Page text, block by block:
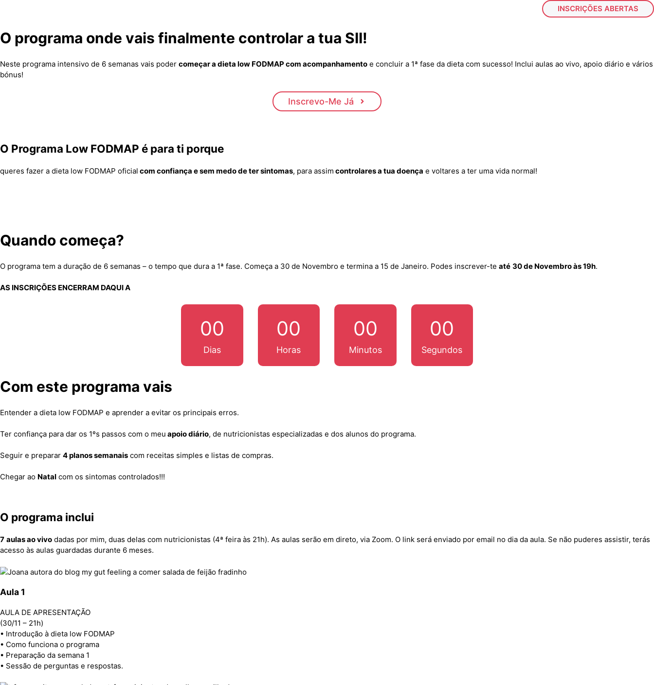
INSCRIÇÕES ABERTAS
O programa onde vais finalmente controlar a tua SII!
Neste programa intensivo de 6 semanas vais poder começar a dieta low FODMAP com acompanhamento e concluir a 1ª fase da dieta com sucesso! Inclui aulas ao vivo, apoio diário e vários
bónus!
Inscrevo-Me Já
O Programa Low FODMAP é para ti porque
queres fazer a dieta low FODMAP oficial com confiança e sem medo de ter sintomas, para assim controlares a tua doença e voltares a ter uma vida normal!
Quando começa?
O programa tem a duração de 6 semanas – o tempo que dura a 1ª fase. Começa a 30 de Novembro e termina a 15 de Janeiro. Podes inscrever-te até 30 de Novembro às 19h.
AS INSCRIÇÕES ENCERRAM DAQUI A
00
Dias
00
Horas
00
Minutos
00
Segundos
Com este programa vais
Entender a dieta low FODMAP e aprender a evitar os principais erros.
Ter confiança para dar os 1ºs passos com o meu apoio diário, de nutricionistas especializadas e dos alunos do programa.
Seguir e preparar 4 planos semanais com receitas simples e listas de compras.
Chegar ao Natal com os sintomas controlados!!!
O programa inclui
7 aulas ao vivo dadas por mim, duas delas com nutricionistas (4ª feira às 21h). As aulas serão em direto, via Zoom. O link será enviado por email no dia da aula. Se não puderes assistir, terás
acesso às aulas guardadas durante 6 meses.
Aula 1
AULA DE APRESENTAÇÃO
(30/11 – 21h)
• Introdução à dieta low FODMAP
• Como funciona o programa
• Preparação da semana 1
• Sessão de perguntas e respostas.